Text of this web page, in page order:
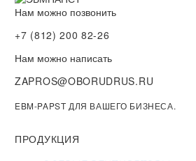
Нам можно позвонить
+7 (812) 200 82-26
Нам можно написать
ZAPROS@OBORUDRUS.RU
EBM-PAPST ДЛЯ ВАШЕГО БИЗНЕСА.
ПРОДУКЦИЯ